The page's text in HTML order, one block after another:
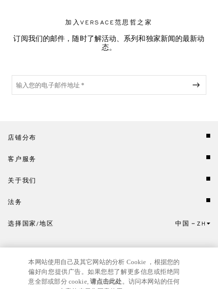
加入VERSACE范思哲之家
订阅我们的邮件，随时了解活动、系列和独家新闻的最新动
态。
店铺分布
客户服务
关于我们
法务
点击此处选择国家/地区和语言。
选择国家/地区 中国 ZH
本网站使用自己及其它网站的分析 Cookie ，根据您的
偏好向您提供广告。如果您想了解更多信息或拒绝同
意全部或部分 cookie,请点击此处。访问本网站的任何